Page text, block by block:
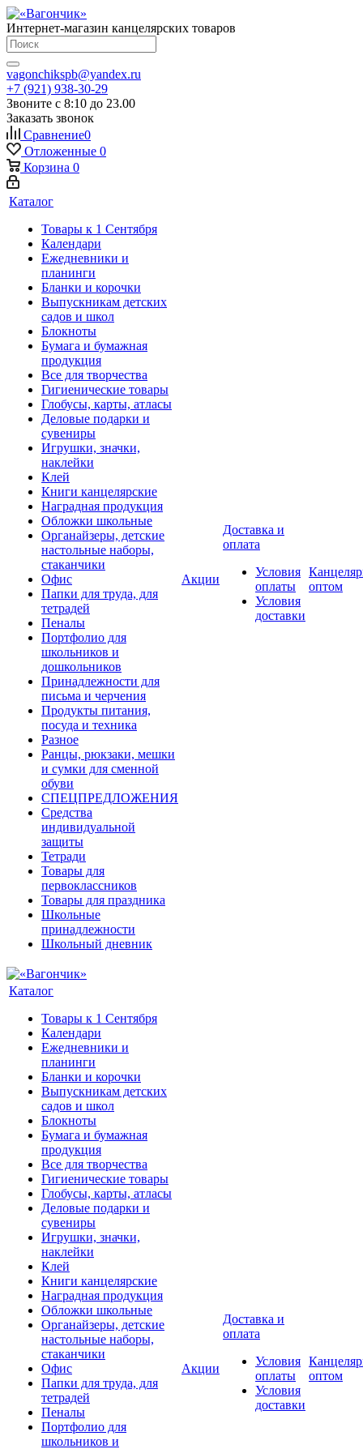
Интернет-магазин канцелярских товаров
vagonchikspb@yandex.ru
+7 (921) 938-30-29
Звоните с 8:10 до 23.00
Заказать звонок
Сравнение0
Отложенные 0
Корзина 0
Каталог
Товары к 1 Сентября
Календари
Ежедневники и
планинги
Бланки и корочки
Выпускникам детских
садов и школ
Блокноты
Бумага и бумажная
продукция
Все для творчества
Гигиенические товары
Глобусы, карты, атласы
Деловые подарки и
сувениры
Игрушки, значки,
наклейки
Клей
Книги канцелярские
Наградная продукция
Обложки школьные
Органайзеры, детские
настольные наборы,
стаканчики
Офис
Папки для труда, для
тетрадей
Пеналы
Портфолио для
школьников и
дошкольников
Принадлежности для
письма и черчения
Продукты питания,
посуда и техника
Разное
Ранцы, рюкзаки, мешки
и сумки для сменной
обуви
СПЕЦПРЕДЛОЖЕНИЯ
Средства
индивидуальной
защиты
Тетради
Товары для
первоклассников
Товары для праздника
Школьные
принадлежности
Школьный дневник
Акции
Доставка и
оплата
Условия
оплаты
Условия
доставки
оптом
Каталог
Товары к 1 Сентября
Календари
Ежедневники и
планинги
Бланки и корочки
Выпускникам детских
садов и школ
Блокноты
Бумага и бумажная
продукция
Все для творчества
Гигиенические товары
Глобусы, карты, атласы
Деловые подарки и
сувениры
Игрушки, значки,
наклейки
Клей
Книги канцелярские
Наградная продукция
Обложки школьные
Органайзеры, детские
настольные наборы,
стаканчики
Офис
Папки для труда, для
тетрадей
Пеналы
Портфолио для
школьников и
Акции
Доставка и
оплата
Условия
оплаты
Условия
доставки
оптом